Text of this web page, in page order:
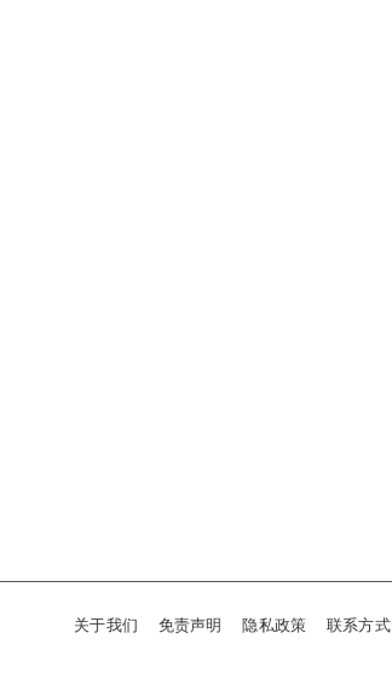
关于我们 免责声明 隐私政策 联系方式